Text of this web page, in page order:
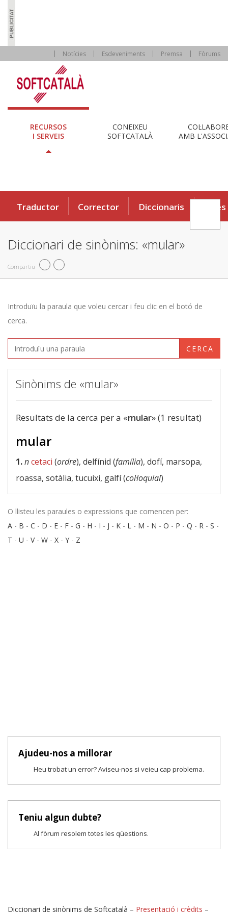
Notícies Esdeveniments Premsa Fòrums
RECURSOS
I SERVEIS
CONEIXEU
SOFTCATALÀ
AMB
Traductor Corrector Diccionaris Eines
Diccionari de sinònims: «mular»
Compartiu
Introduïu la paraula que voleu cercar i feu clic en el botó de
cerca.
CERCA
Sinònims de «mular»
Resultats de la cerca per a «mular» (1 resultat)
mular
1.ncetaci (ordre), delfínid (família), dofí, marsopa,
roassa, sotàlia, tucuixi, galfí (col·loquial)
O llisteu les paraules o expressions que comencen per:
A - B - C - D - E - F - G - H - I - J - K - L - M - N - O - P - Q - R - S -
T - U - V- W - X - Y - Z
Ajudeu-nos a millorar
Heu trobat un error? Aviseu-nos si veieu cap problema.
Teniu algun dubte?
Al fòrum resolem totes les qüestions.
Diccionari de sinònims de Softcatalà – Presentació i crèdits –